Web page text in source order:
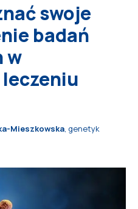
swoje
badań
w
Mieszkowska, genetyk